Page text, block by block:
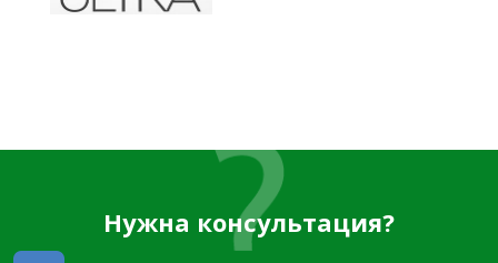
Нужна консультация?